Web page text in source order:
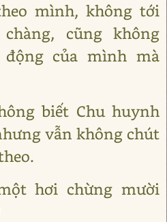
mình, không tới
cũng không
của mình mà
biết Chu huynh
vẫn không chút
hơi chừng mười